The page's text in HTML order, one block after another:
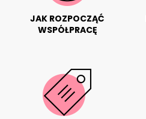
JAK ROZPOCZĄĆ
WSPÓŁPRACĘ